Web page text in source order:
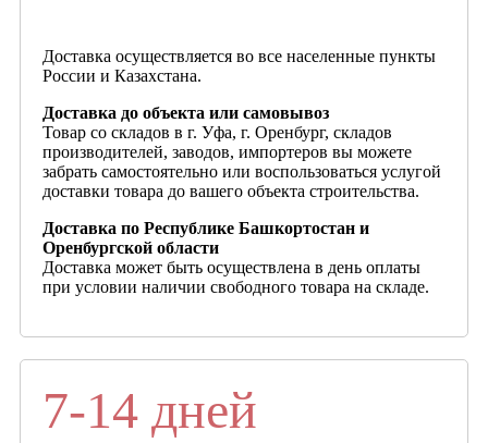
Доставка осуществляется во все населенные пункты
России и Казахстана.
Доставка до объекта или самовывоз
Товар со складов в г. Уфа, г. Оренбург, складов
производителей, заводов, импортеров вы можете
забрать самостоятельно или воспользоваться услугой
доставки товара до вашего объекта строительства.
Доставка по Республике Башкортостан и
Оренбургской области
Доставка может быть осуществлена в день оплаты
при условии наличии свободного товара на складе.
7-14 дней